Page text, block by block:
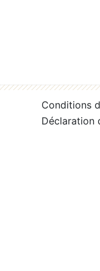
Conditions
Déclaration